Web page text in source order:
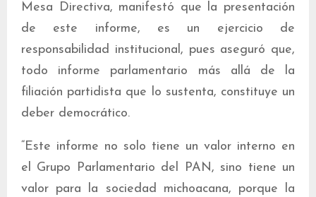
Mesa Directiva, manifestó que la presentación
de este informe, es un ejercicio de
responsabilidad institucional, pues aseguró que,
todo informe parlamentario más allá de la
filiación partidista que lo sustenta, constituye un
deber democrático.
“Este informe no solo tiene un valor interno en
el Grupo Parlamentario del PAN, sino tiene un
valor para la sociedad michoacana, porque la